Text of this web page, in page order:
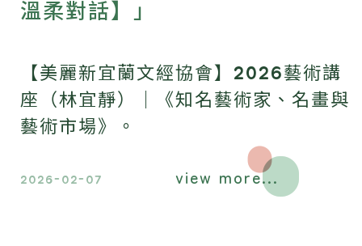
溫柔對話】」
【美麗新宜蘭文經協會】2026藝術講
座（林宜靜）｜《知名藝術家、名畫與
藝術市場》。
2026-02-07 view more...